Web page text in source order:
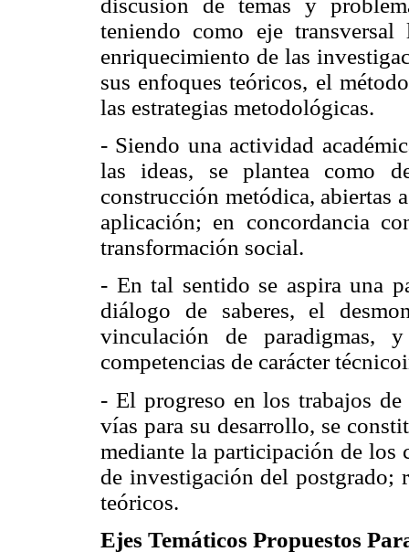
discusión de temas y
teniendo como eje
enriquecimiento de las
sus enfoques teóricos, el
las estrategias metodológicas.
- Siendo una actividad
las ideas, se plantea como
construcción metódica, abiertas
aplicación; en concordancia
transformación social.
- En tal sentido se aspira una
diálogo de saberes, el
vinculación de paradigmas,
competencias de carácter
- El progreso en los trabajos
vías para su desarrollo, se
mediante la participación de los
de investigación del postgrado;
teóricos.
Ejes Temáticos Propuestos